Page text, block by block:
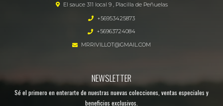
El sauce 311 local 9 , Placilla de Peñuelas
+56953425873
+56963724084
MRRIVILLOT@GMAIL.COM
NEWSLETTER
Sé el primero en enterarte de nuestras nuevas colecciones, ventas especiales y
beneficios exclusivos.